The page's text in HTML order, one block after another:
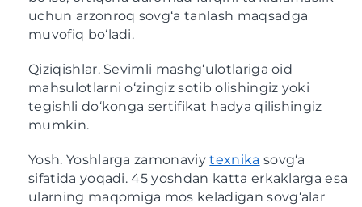
uchun arzonroq sovg‘a tanlash maqsadga
muvofiq bo‘ladi.
Qiziqishlar. Sevimli mashg‘ulotlariga oid
mahsulotlarni o‘zingiz sotib olishingiz yoki
tegishli do‘konga sertifikat hadya qilishingiz
mumkin.
Yosh. Yoshlarga zamonaviytexnika sovg‘a
sifatida yoqadi. 45 yoshdan katta erkaklarga esa
ularning maqomiga mos keladigan sovg‘alar